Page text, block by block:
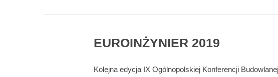
EUROINŻYNIER 2019
Kolejna edycja IX Ogólnopolskiej Konferencji